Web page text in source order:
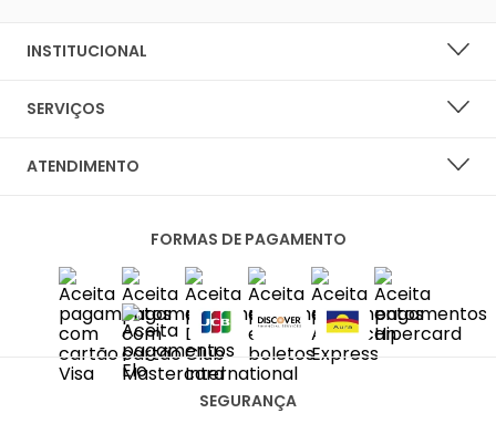
INSTITUCIONAL
POLÍTICA DE ENTREGA
TROCAS E DEVOLUÇÕES
SERVIÇOS
ATENDIMENTO
SAC
DIAS ÚTEIS DAS 10H ÀS 18H
SAC@LARANJALIMASHOES.COM.BR
(11) 2067-8100
FORMAS DE PAGAMENTO
SEGURANÇA